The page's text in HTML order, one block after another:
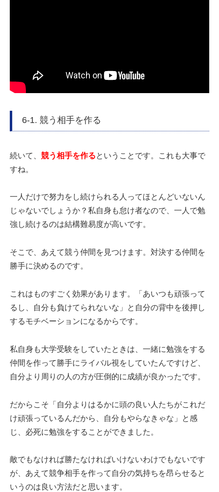
6-1. 競う相手を作る
続いて、 競う相手を作るということです。これも大事で
すね。
一人だけで努力をし続けられる人ってほとんどいないん
じゃないでしょうか？私自身も怠け者なので、一人で勉
強し続けるのは結構難易度が高いです。
そこで、あえて競う仲間を見つけます。対決する仲間を
勝手に決めるのです。
これはものすごく効果があります。「あいつも頑張って
るし、自分も負けてられないな」と自分の背中を後押し
するモチベーションになるからです。
私自身も大学受験をしていたときは、一緒に勉強をする
仲間を作って勝手にライバル視をしていたんですけど、
自分より周りの人の方が圧倒的に成績が良かったです。
だからこそ「自分よりはるかに頭の良い人たちがこれだ
け頑張っているんだから、自分もやらなきゃな」と感
じ、必死に勉強をすることができました。
敵でもなければ勝たなければいけないわけでもないです
が、あえて競争相手を作って自分の気持ちを昂らせると
いうのは良い方法だと思います。